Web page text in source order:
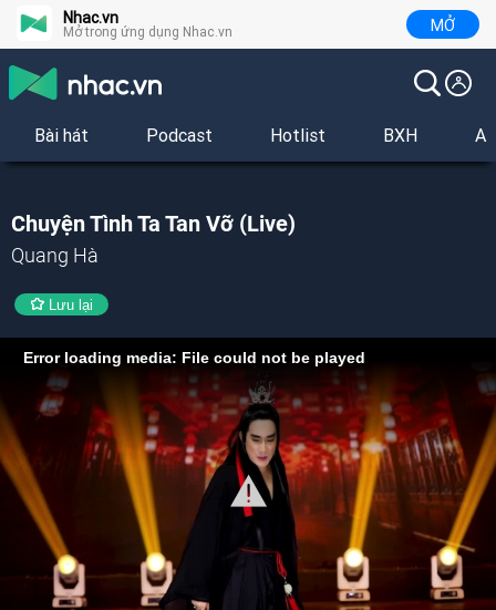
Nhac.vn
Mở trong ứng dụng Nhac.vn MỞ
Bài hát Podcast Hotlist BXH
Chuyện Tình Ta Tan Vỡ (Live)
Quang Hà
Lưu lại
Error loading media: File could not be played